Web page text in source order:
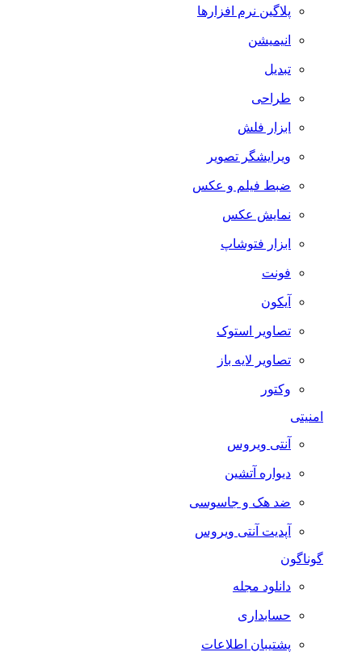
پلاگین نرم افزارها
انیمیشن
تبدیل
طراحی
ابزار فلش
ویرایشگر تصویر
ضبط فيلم و عكس
نمایش عکس
ابزار فتوشاپ
فونت
آیکون
تصاویر استوک
تصاویر لایه باز
وکتور
امنیتی
آنتی ویروس
دیواره آتشین
ضد هک و جاسوسی
آپدیت آنتی ویروس
گوناگون
دانلود مجله
حسابداری
پشتیبان اطلاعات